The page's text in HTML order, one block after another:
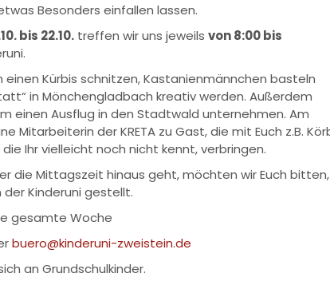
Besonders einfallen lassen.
bis 22.10. treffen wir uns jeweils von 8:00 bis
einen Kürbis schnitzen, Kastanienmännchen basteln
in Mönchengladbach kreativ werden. Außerdem
einen Ausflug in den Stadtwald unternehmen. Am
Mitarbeiterin der KRETA zu Gast, die mit Euch z.B.
Ihr vielleicht noch nicht kennt, verbringen.
die Mittagszeit hinaus geht, möchten wir Euch
Kinderuni gestellt.
gesamte Woche
buero@kinderuni-zweistein.de
an Grundschulkinder.